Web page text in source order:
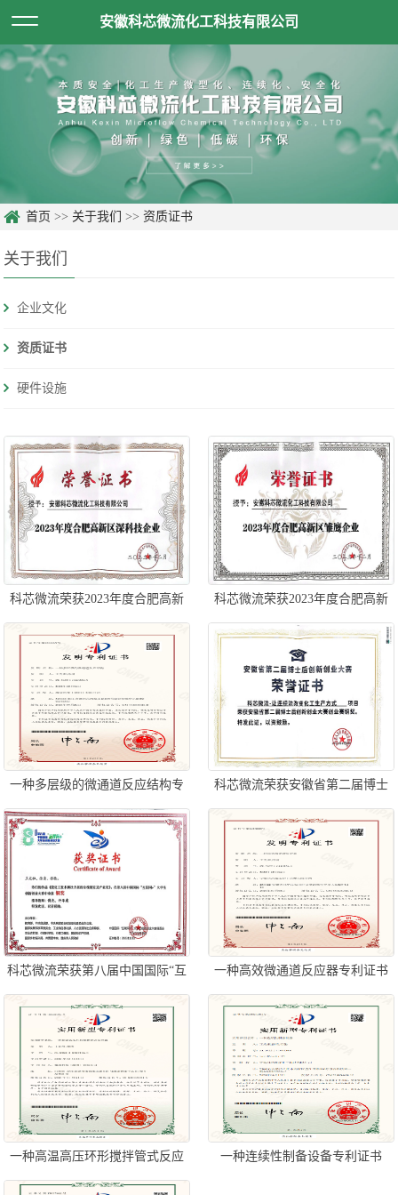
安徽科芯微流化工科技有限公司
首页 >> 关于我们 >>资质证书
关于我们
企业文化
资质证书
硬件设施
科芯微流荣获2023年度合肥高新
区深科技企业
科芯微流荣获2023年度合肥高新
区雏鹰企业
一种多层级的微通道反应结构专
利证书
科芯微流荣获安徽省第二届博士
后创新创业大赛创业赛铜奖
科芯微流荣获第八届中国国际“互
联网+”大学生创新创业大赛铜奖
一种高效微通道反应器专利证书
一种高温高压环形搅拌管式反应
器专利证书
一种连续性制备设备专利证书